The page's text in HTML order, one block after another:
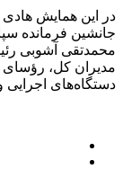
در این همایش
جانشین فرمانده
محمدتقی آشوبی
مدیران کل، رؤسای
دستگاه‌های